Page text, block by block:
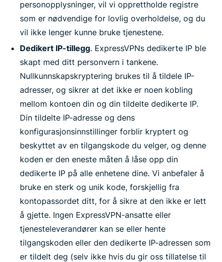
personopplysninger, vil vi opprettholde registre
som er nødvendige for lovlig overholdelse, og du
vil ikke lenger kunne bruke tjenestene.
Dedikert IP-tillegg. ExpressVPNs dedikerte IP ble
skapt med ditt personvern i tankene.
Nullkunnskapskryptering brukes til å tildele IP-
adresser, og sikrer at det ikke er noen kobling
mellom kontoen din og din tildelte dedikerte IP.
Din tildelte IP-adresse og dens
konfigurasjonsinnstillinger forblir kryptert og
beskyttet av en tilgangskode du velger, og denne
koden er den eneste måten å låse opp din
dedikerte IP på alle enhetene dine. Vi anbefaler å
bruke en sterk og unik kode, forskjellig fra
kontopassordet ditt, for å sikre at den ikke er lett
å gjette. Ingen ExpressVPN-ansatte eller
tjenesteleverandører kan se eller hente
tilgangskoden eller den dedikerte IP-adressen som
er tildelt deg (selv ikke hvis du gir oss tillatelse til